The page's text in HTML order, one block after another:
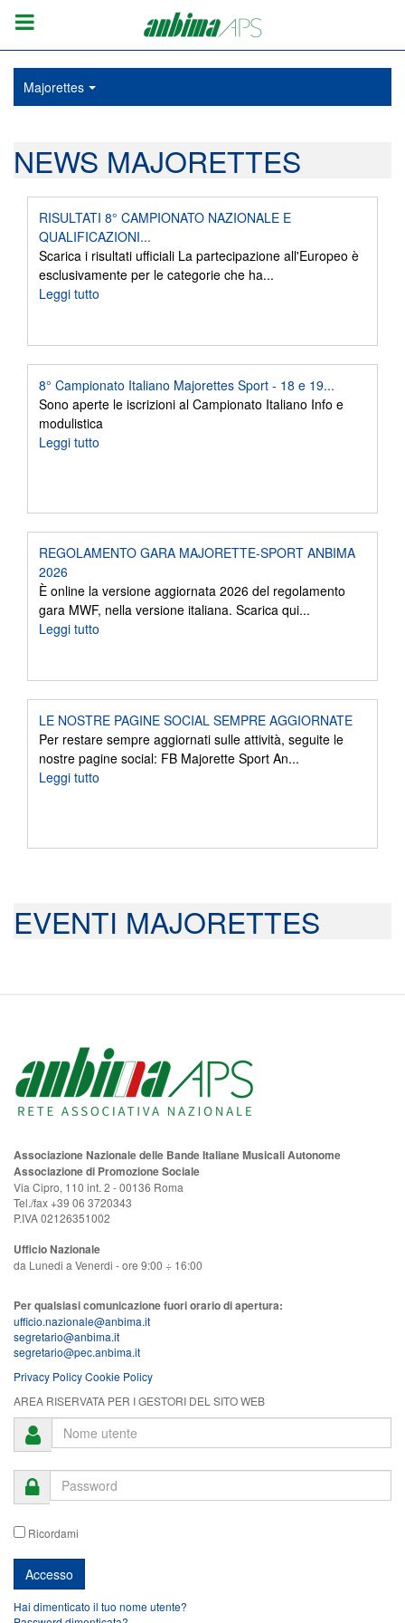
Majorettes
NEWS MAJORETTES
RISULTATI 8° CAMPIONATO NAZIONALE E
QUALIFICAZIONI...
Scarica i risultati ufficiali La partecipazione all'Europeo è
esclusivamente per le categorie che ha...
Leggi tutto
8° Campionato Italiano Majorettes Sport - 18 e 19...
Sono aperte le iscrizioni al Campionato Italiano Info e
modulistica
Leggi tutto
REGOLAMENTO GARA MAJORETTE-SPORT ANBIMA
2026
È online la versione aggiornata 2026 del regolamento
gara MWF, nella versione italiana. Scarica qui...
Leggi tutto
LE NOSTRE PAGINE SOCIAL SEMPRE AGGIORNATE
Per restare sempre aggiornati sulle attività, seguite le
nostre pagine social: FB Majorette Sport An...
Leggi tutto
EVENTI MAJORETTES
Associazione Nazionale delle Bande Italiane Musicali Autonome
Associazione di Promozione Sociale
Via Cipro, 110 int. 2 - 00136 Roma
Tel./fax +39 06 3720343
P.IVA 02126351002
Ufficio Nazionale
da Lunedi a Venerdi - ore 9:00 ÷ 16:00
Per qualsiasi comunicazione fuori orario di apertura:
ufficio.nazionale@anbima.it
segretario@anbima.it
segretario@pec.anbima.it
Privacy PolicyCookie Policy
AREA RISERVATA PER I GESTORI DEL SITO WEB
Ricordami
Hai dimenticato il tuo nome utente?